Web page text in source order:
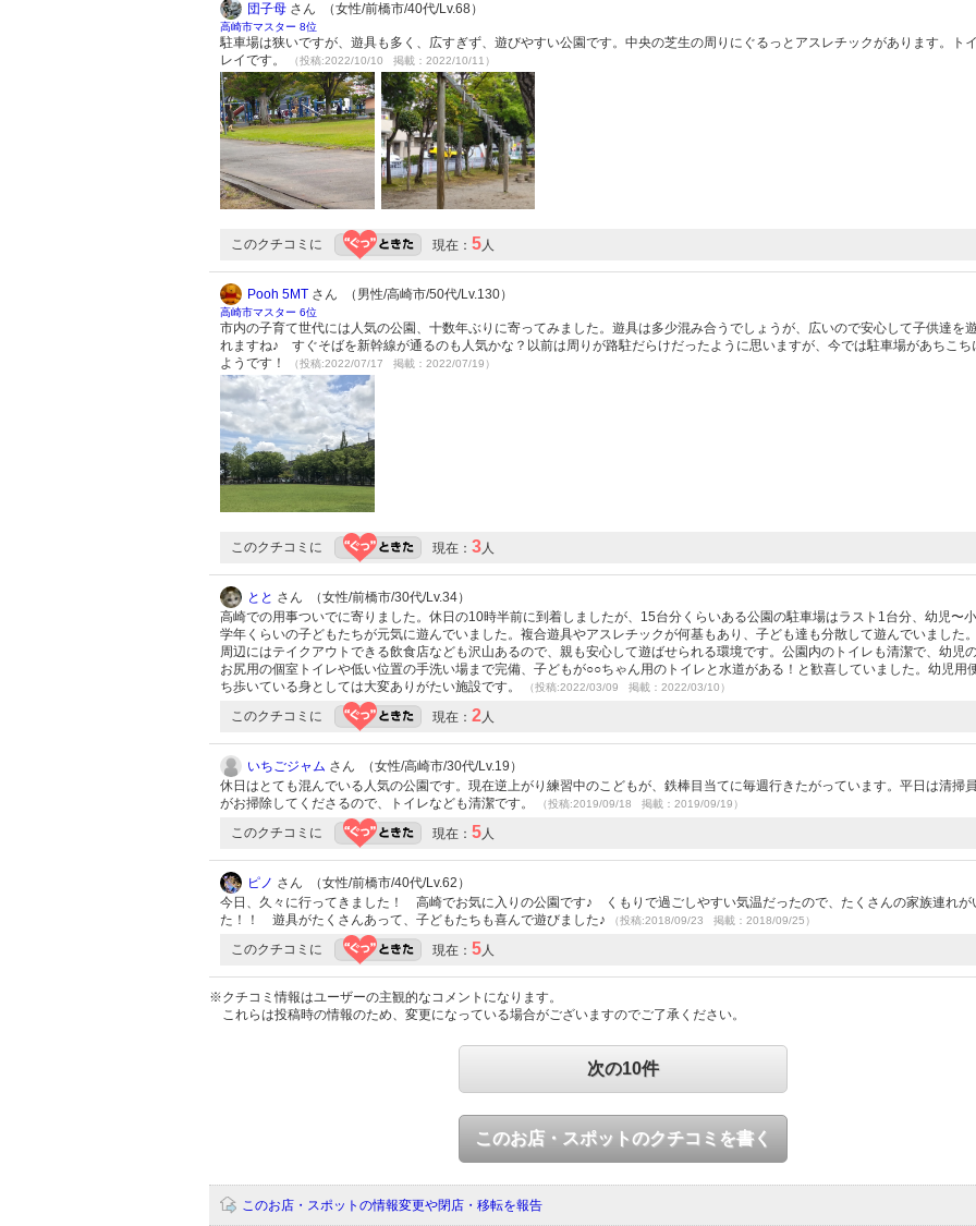
団子母 さん （女性/前橋市/40代/Lv.68）
高崎市マスター 8位
駐車場は狭いですが、遊具も多く、広すぎず、遊びやすい公園です。中央の芝生の周りにぐるっとアスレチックがあります。ト
レイです。
（投稿:2022/10/10 掲載：2022/10/11）
このクチコミに 現在： 5人
Pooh 5MT さん （男性/高崎市/50代/Lv.130）
高崎市マスター 6位
市内の子育て世代には人気の公園、十数年ぶりに寄ってみました。遊具は多少混み合うでしょうが、広いので安心して子供達を
れますね♪ すぐそばを新幹線が通るのも人気かな？以前は周りが路駐だらけだったように思いますが、今では駐車場があちこち
ようです！
（投稿:2022/07/17 掲載：2022/07/19）
このクチコミに 現在： 3人
とと さん （女性/前橋市/30代/Lv.34）
高崎での用事ついでに寄りました。休日の10時半前に到着しましたが、15台分くらいある公園の駐車場はラスト1台分、幼児〜
学年くらいの子どもたちが元気に遊んでいました。複合遊具やアスレチックが何基もあり、子ども達も分散して遊んでいました
周辺にはテイクアウトできる飲食店なども沢山あるので、親も安心して遊ばせられる環境です。公園内のトイレも清潔で、幼児
お尻用の個室トイレや低い位置の手洗い場まで完備、子どもが○○ちゃん用のトイレと水道がある！と歓喜していました。幼児用
ち歩いている身としては大変ありがたい施設です。
（投稿:2022/03/09 掲載：2022/03/10）
このクチコミに 現在： 2人
いちごジャム さん （女性/高崎市/30代/Lv.19）
休日はとても混んでいる人気の公園です。現在逆上がり練習中のこどもが、鉄棒目当てに毎週行きたがっています。平日は清掃
がお掃除してくださるので、トイレなども清潔です。
（投稿:2019/09/18 掲載：2019/09/19）
このクチコミに 現在： 5人
ピノ さん （女性/前橋市/40代/Lv.62）
今日、久々に行ってきました！ 高崎でお気に入りの公園です♪ くもりで過ごしやすい気温だったので、たくさんの家族連れが
た！！ 遊具がたくさんあって、子どもたちも喜んで遊びました♪
（投稿:2018/09/23 掲載：2018/09/25）
このクチコミに 現在： 5人
※クチコミ情報はユーザーの主観的なコメントになります。
これらは投稿時の情報のため、変更になっている場合がございますのでご了承ください。
次の10件
このお店・スポットのクチコミを書く
このお店・スポットの情報変更や閉店・移転を報告